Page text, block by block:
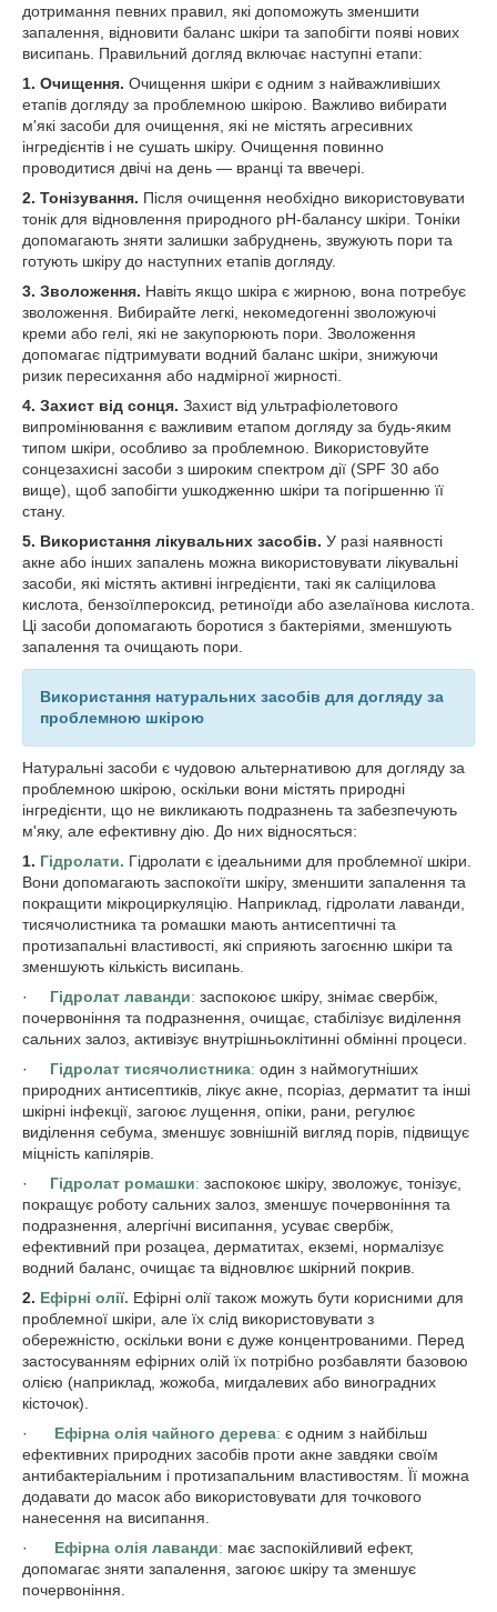
дотримання певних правил, які допоможуть зменшити
запалення, відновити баланс шкіри та запобігти появі нових
висипань. Правильний догляд включає наступні етапи:
1. Очищення. Очищення шкіри є одним з найважливіших
етапів догляду за проблемною шкірою. Важливо вибирати
м'які засоби для очищення, які не містять агресивних
інгредієнтів і не сушать шкіру. Очищення повинно
проводитися двічі на день — вранці та ввечері.
2. Тонізування. Після очищення необхідно використовувати
тонік для відновлення природного pH-балансу шкіри. Тоніки
допомагають зняти залишки забруднень, звужують пори та
готують шкіру до наступних етапів догляду.
3. Зволоження. Навіть якщо шкіра є жирною, вона потребує
зволоження. Вибирайте легкі, некомедогенні зволожуючі
креми або гелі, які не закупорюють пори. Зволоження
допомагає підтримувати водний баланс шкіри, знижуючи
ризик пересихання або надмірної жирності.
4. Захист від сонця. Захист від ультрафіолетового
випромінювання є важливим етапом догляду за будь-яким
типом шкіри, особливо за проблемною. Використовуйте
сонцезахисні засоби з широким спектром дії (SPF 30 або
вище), щоб запобігти ушкодженню шкіри та погіршенню її
стану.
5. Використання лікувальних засобів. У разі наявності
акне або інших запалень можна використовувати лікувальні
засоби, які містять активні інгредієнти, такі як саліцилова
кислота, бензоїлпероксид, ретиноїди або азелаїнова кислота.
Ці засоби допомагають боротися з бактеріями, зменшують
запалення та очищають пори.
Використання натуральних засобів для догляду за
проблемною шкірою
Натуральні засоби є чудовою альтернативою для догляду за
проблемною шкірою, оскільки вони містять природні
інгредієнти, що не викликають подразнень та забезпечують
м'яку, але ефективну дію. До них відносяться:
1. Гідролати. Гідролати є ідеальними для проблемної шкіри.
Вони допомагають заспокоїти шкіру, зменшити запалення та
покращити мікроциркуляцію. Наприклад, гідролати лаванди,
тисячолистника та ромашки мають антисептичні та
протизапальні властивості, які сприяють загоєнню шкіри та
зменшують кількість висипань.
· Гідролат лаванди: заспокоює шкіру, знімає свербіж,
почервоніння та подразнення, очищає, стабілізує виділення
сальних залоз, активізує внутрішньоклітинні обмінні процеси.
· Гідролат тисячолистника: один з наймогутніших
природних антисептиків, лікує акне, псоріаз, дерматит та інші
шкірні інфекції, загоює лущення, опіки, рани, регулює
виділення себума, зменшує зовнішній вигляд порів, підвищує
міцність капілярів.
· Гідролат ромашки: заспокоює шкіру, зволожує, тонізує,
покращує роботу сальних залоз, зменшує почервоніння та
подразнення, алергічні висипання, усуває свербіж,
ефективний при розацеа, дерматитах, екземі, нормалізує
водний баланс, очищає та відновлює шкірний покрив.
2. Ефірні олії. Ефірні олії також можуть бути корисними для
проблемної шкіри, але їх слід використовувати з
обережністю, оскільки вони є дуже концентрованими. Перед
застосуванням ефірних олій їх потрібно розбавляти базовою
олією (наприклад, жожоба, мигдалевих або виноградних
кісточок).
· Ефірна олія чайного дерева: є одним з найбільш
ефективних природних засобів проти акне завдяки своїм
антибактеріальним і протизапальним властивостям. Її можна
додавати до масок або використовувати для точкового
нанесення на висипання.
· Ефірна олія лаванди: має заспокійливий ефект,
допомагає зняти запалення, загоює шкіру та зменшує
почервоніння.